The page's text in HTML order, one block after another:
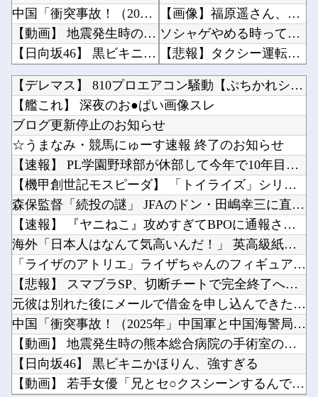
中国「衝突事故！（2025年」中国軍と中国海警局「フィリピン船の追跡中に衝突！（8/11」...
【動画】 地震発生時の熊本総合病院の手術室の様子が(((゜Д゜)))
【日向坂46】 黒ビキニかほりん、強すぎる
【動画】 若手女優「兄とセ○クスシーンするんですか？分かりました…」
【Vtuber】 にじさんじライバーがリズム天国の配信しなくなったけど何かあったのか？「や...
【熊本地震】 発生後に居酒屋店内から温泉が吹き出す ← これ前触れじゃね？
Powered by livedoor 相互RSS
【画像】福原遥さん、意外とあるｗ他
ソシャゲやめる時ってどんな時？他
【悲報】タクシー運転手、儲かりまくることが判明ｗｗｗｗｗｗｗｗ他
乃木坂の10月生まれってこんないるんだな！！！【乃木坂46】他
【ウマ娘】このキャラが声優（まりんか）同じってマジ！？←「スズカさんみたいな演技の方がレア...
モンスターハンターというゲームの魅力ってどんな部分だと思う？他
中国「大洪水！」三峡ダム「決壊危機」台風13号「三峡直撃確定」日本「最も強い勢力で接近！（...
【にじ甲2026】そういや前から謎に思ってたんやがなんでマドロックなんてアナウンス入ってた...
【正論】ホリエモン、移民受け入れ反対派にブチギレ→スタジオ誰も反論できず沈黙他
ドラクエのゼシカとかいう人気キャラｗｗｗｗ他
スマホって普及して20年くらい経つのに「落とすだけで割れる」問題いつまでもクリアできてない...
Powered by livedoor 相互RSS
【デレマス】 810プロエアコン騒動【ぷちかれシリーズ】
【艦これ】 深夜のお●ぱい画像スレ
ブログ更新停止のお知らせ
☆うまなみ・競馬にゅーす速報 終了のお知らせ
【速報】 PL学園野球部が休部して今年で10年目、PL学園の...
【機甲創世記モスピーダ】 「トイライズ」シリーズ新作【明日予...
森保監督「続投の謎」 JFAのドン・田嶋幸三に直撃 「目標達...
【速報】 『ヤニねこ』攻めすぎてBPOに通報される
海外「日本人はなんて気高いんだ！」 英高級紙も驚愕した極限の...
「ライザのアトリエ」ライザちゃんのフィギュア発売決定！イラス...
【悲報】 スマブラSP、切断チートで完全終了へ…
元彼は別れた後にメールで借金を申し込んできたので、会ってその...
中国「衝突事故！（2025年」中国軍と中国海警局「フィリピン...
【動画】 地震発生時の熊本総合病院の手術室の様子が(((゜Д...
【日向坂46】 黒ビキニかほりん、強すぎる
【動画】 若手女優「兄とセ○クスシーンするんですか？分かりま...